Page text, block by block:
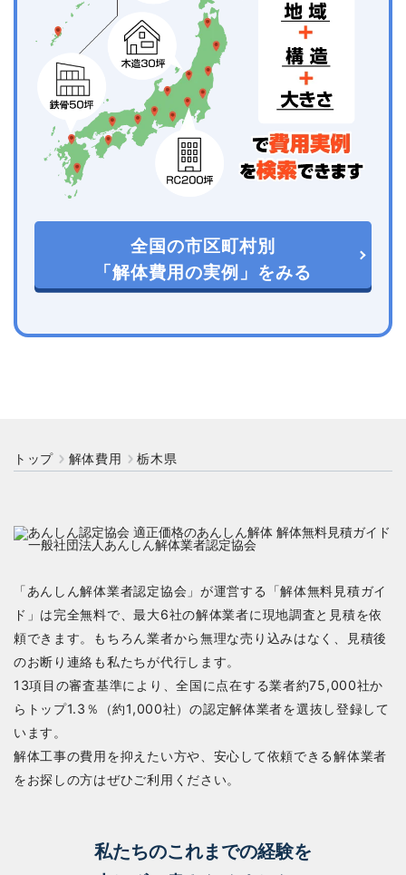
全国の市区町村別
「解体費用の実例」をみる
トップ 解体費用 栃木県
「あんしん解体業者認定協会」が運営する「解体無料見積ガイ
ド」は完全無料で、最大6社の解体業者に現地調査と見積を依
頼できます。もちろん業者から無理な売り込みはなく、見積後
のお断り連絡も私たちが代行します。
13項目の審査基準により、全国に点在する業者約75,000社か
らトップ1.3％（約1,000社）の認定解体業者を選抜し登録して
います。
解体工事の費用を抑えたい方や、安心して依頼できる解体業者
をお探しの方はぜひご利用ください。
私たちのこれまでの経験を